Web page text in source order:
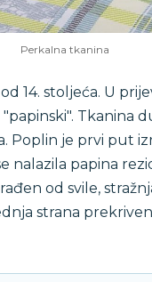
Perkalna tkanina
14. stoljeća. U
Tkanina
Poplin je prvi put
nalazila papina
od svile,
strana